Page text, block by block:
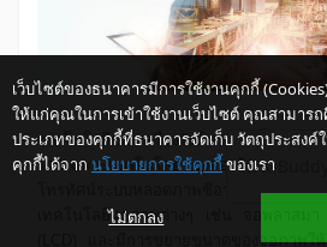
เทคโนโลยีของเครื่องรับโทรทัศน์นั้นได้รั
โดยเฉพาะเทคโนโลยีของจอภาพได้รับการ
โทรทัศน์ระบบหลอดภาพซีอาร์ที
เทคโนโลยีจอภาพต่างๆ เช่น จอพลาสม
(LCD) และมีการขยายขนาดของจอภาพ
เว็บไซต์ของธนาคารมีการใช้งานคุกกี้
ให้แก่คุณในการเข้าใช้งานเว็บไซต์ คุณสามารถ
ประเภทของคุกกี้ที่ธนาคารจัดเก็บ วัตถุประสงค์
คุกกี้ได้จาก นโยบายการใช้คุกกี้ ของเรา
ไม่ตกลง
ให้ K-